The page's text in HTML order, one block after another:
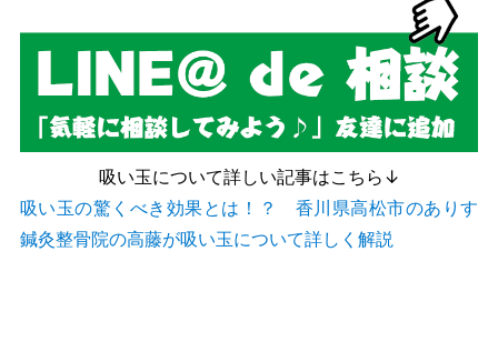
吸い玉について詳しい記事はこちら↓
吸い玉の驚くべき効果とは！？ 香川県高松市のありす
鍼灸整骨院の高藤が吸い玉について詳しく解説